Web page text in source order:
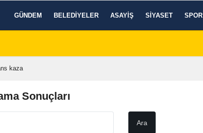
GÜNDEM BELEDIYELER ASAYIŞ SIYASET SPOR
kaza
Sonuçları